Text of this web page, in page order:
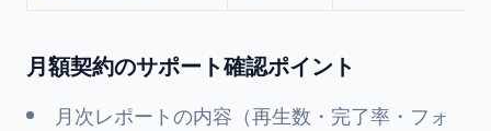
月額契約のサポート確認ポイント
月次レポートの内容（再生数・完了率・フォ